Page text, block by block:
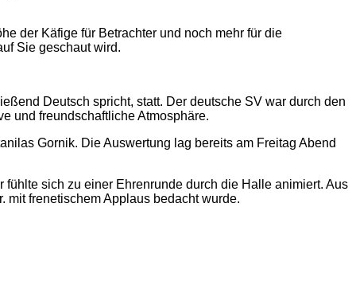
der Käfige für Betrachter und noch mehr für die
Sie geschaut wird.
Deutsch spricht, statt. Der deutsche SV war durch den
und freundschaftliche Atmosphäre.
Gornik. Die Auswertung lag bereits am Freitag Abend
sich zu einer Ehrenrunde durch die Halle animiert. Aus
mit frenetischem Applaus bedacht wurde.